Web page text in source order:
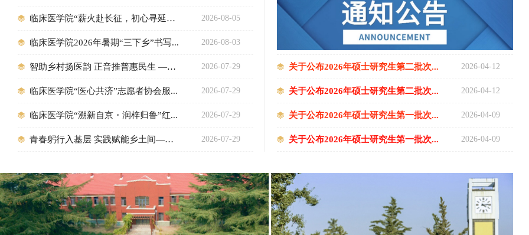
临床医学院“薪火赴长征，初心寻延安... 2026-08-05
临床医学院2026年暑期“三下乡”书写... 2026-08-03
智助乡村扬医韵 正音推普惠民生 ——临... 2026-07-29
临床医学院“医心共济”志愿者协会服... 2026-07-29
临床医学院“溯新自京・润梓归鲁”红... 2026-07-29
青春躬行入基层 实践赋能乡土间——临... 2026-07-29
关于公布2026年硕士研究生第二批次... 2026-04-12
关于公布2026年硕士研究生第二批次... 2026-04-12
关于公布2026年硕士研究生第一批次... 2026-04-09
关于公布2026年硕士研究生第一批次... 2026-04-09